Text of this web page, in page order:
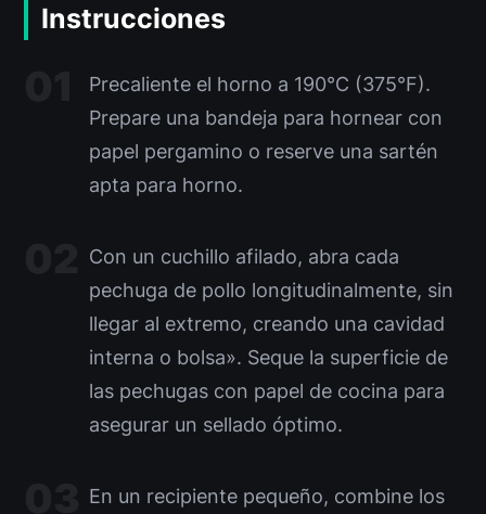
Instrucciones
Precaliente el horno a 190°C (375°F).
Prepare una bandeja para hornear con
papel pergamino o reserve una sartén
apta para horno.
Con un cuchillo afilado, abra cada
pechuga de pollo longitudinalmente, sin
llegar al extremo, creando una cavidad
interna o bolsa». Seque la superficie de
las pechugas con papel de cocina para
asegurar un sellado óptimo.
En un recipiente pequeño, combine los